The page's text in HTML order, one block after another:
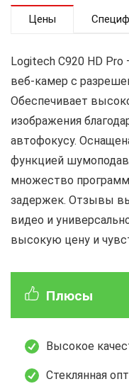
Цены
Logitech C920 HD
веб-камер с
Обеспечивает
изображения
автофокусу.
функцией
множество
задержек. Отзывы
видео и
высокую цену и
Плюсы
Высокое
Стеклянная